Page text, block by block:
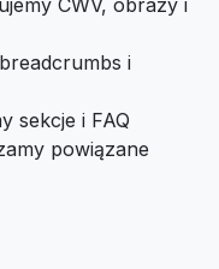
CWV, obrazy i
i
sekcje i FAQ
powiązane